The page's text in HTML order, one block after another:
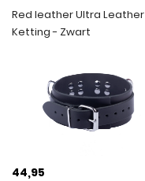
Red leather Ultra Leather
Ketting - Zwart
44,95